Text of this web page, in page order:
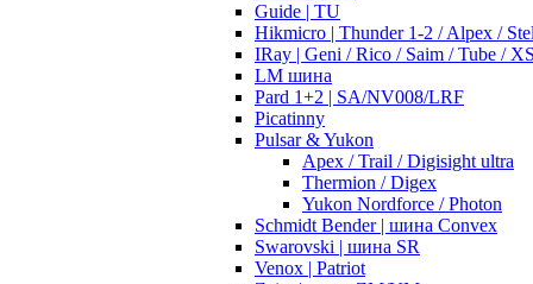
Guide | TU
Hikmicro | Thunder 1-2 / Alpex /
IRay | Geni / Rico / Saim / Tube /
LM шина
Pard 1+2 | SA/NV008/LRF
Picatinny
Pulsar & Yukon
Apex / Trail / Digisight ultra
Thermion / Digex
Yukon Nordforce / Photon
Schmidt Bender | шина Convex
Swarovski | шина SR
Venox | Patriot